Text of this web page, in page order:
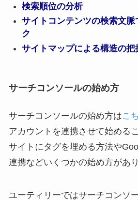
検索順位の分析
サイトコンテンツの検索文脈
ク
サイトマップによる構造の把
サーチコンソールの始め方
サーチコンソールの始め方はこ
アカウントを連携させて始める
サイトにタグを埋める方法や
連携などいくつかの始め方があり
ユーティリーではサーチコンソ